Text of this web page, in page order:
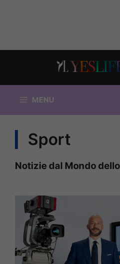
MENU
Sport
Notizie dal Mondo